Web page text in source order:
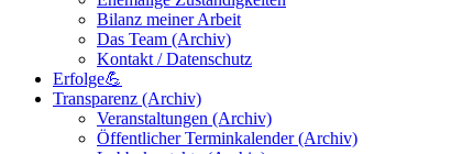
Bilanz meiner Arbeit
Das Team (Archiv)
Kontakt / Datenschutz
Erfolge💪
Transparenz (Archiv)
Veranstaltungen (Archiv)
Öffentlicher Terminkalender (Archiv)